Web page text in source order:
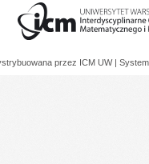
przez ICM UW |